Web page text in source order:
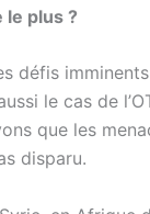
le plus ?
défis
le cas de
que les
disparu.